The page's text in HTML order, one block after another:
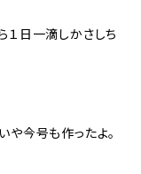
１日一滴しかさしち
今号も作ったよ。